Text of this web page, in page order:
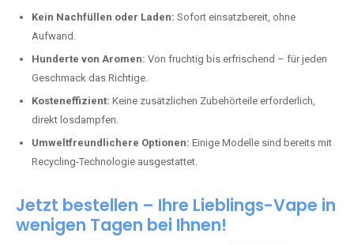
Kein Nachfüllen oder Laden: Sofort einsatzbereit, ohne
Aufwand.
Hunderte von Aromen: Von fruchtig bis erfrischend – für jeden
Geschmack das Richtige.
Kosteneffizient: Keine zusätzlichen Zubehörteile erforderlich,
direkt losdampfen.
Umweltfreundlichere Optionen: Einige Modelle sind bereits mit
Recycling-Technologie ausgestattet.
Jetzt bestellen – Ihre Lieblings-Vape in
wenigen Tagen bei Ihnen!